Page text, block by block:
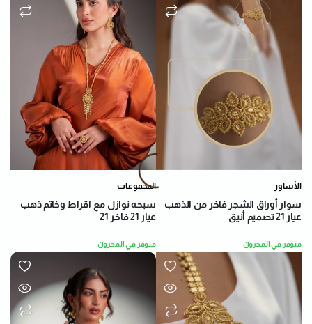
المجموعات
سبحه نوازل مع اقراط وخاتم ذهب
عيار 21 فاخر 21
متوفر في المخزون
الأساور
سوار أوراق الشجر فاخر من الذهب
عيار 21 تصميم أنيق
متوفر في المخزون